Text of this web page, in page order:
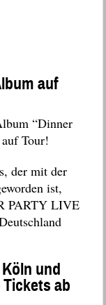
auf
“Dinner
Tour!
der mit der
ist,
PARTY LIVE
und
ab